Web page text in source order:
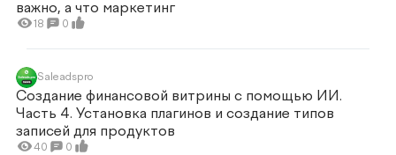
важно, а что маркетинг
18 0
Saleadspro
Создание финансовой витрины с помощью ИИ.
Часть 4. Установка плагинов и создание типов
записей для продуктов
40 0